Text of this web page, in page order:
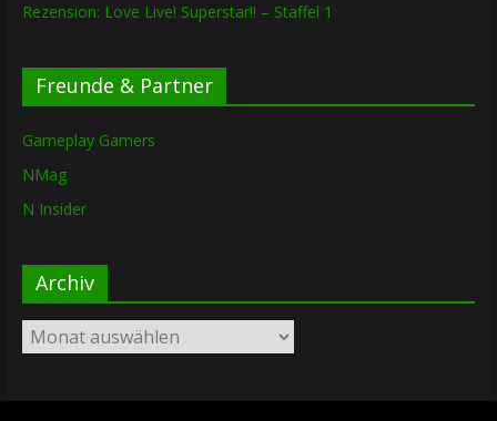
Rezension: Love Live! Superstar!! – Staffel 1
Freunde & Partner
Gameplay Gamers
NMag
N Insider
Archiv
Archiv